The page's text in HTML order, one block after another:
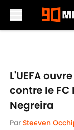
L'UEFA
contre le
Negreira
Par Steeven